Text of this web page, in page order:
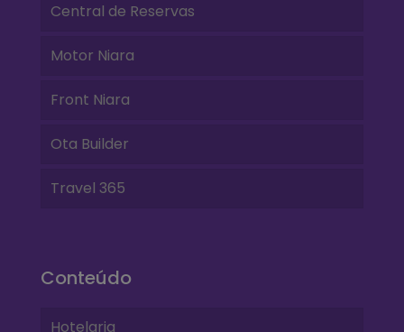
Central de Reservas
Motor Niara
Front Niara
Ota Builder
Travel 365
Conteúdo
Hotelaria